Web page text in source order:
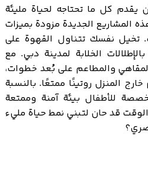
يقدم كل ما تحتاجه لحياة مليئة
المشاريع الجديدة مزودة بميزات
تخيل نفسك تتناول القهوة على
الخلابة لمدينة دبي. مع
والمطاعم على بُعد خطوات،
المنزل روتينًا ممتعًا. بالنسبة
للأطفال بيئة آمنة وممتعة
قد حان لتبني نمط حياة مليء